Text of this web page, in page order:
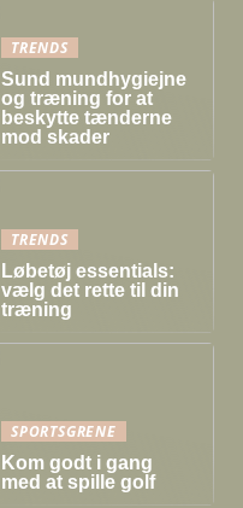
TRENDS
Sund mundhygiejne
og træning for at
beskytte tænderne
mod skader
TRENDS
Løbetøj essentials:
vælg det rette til din
træning
SPORTSGRENE
Kom godt i gang
med at spille golf